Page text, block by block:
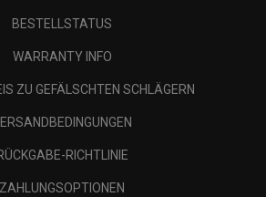
BESTELLSTATUS
WARRANTY INFO
ZU GEFÄLSCHTEN SCHLÄGERN
RICHTLINIE
ZAHLUNGSOPTIONEN